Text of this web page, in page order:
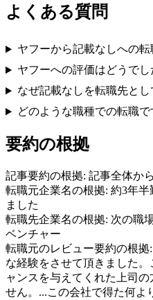
よくある質問
ヤフーから記載なしへの
ヤフーへの評価はどうでし
なぜ記載なしを転職先と
どのような職種での転職で
要約の根拠
記事要約の根拠: 記事全体か
転職元企業名の根拠: 約3年半
ました
転職先企業名の根拠: 次の職
ベンチャー
転職元のレビュー要約の根拠:
な経験をさせて頂きました
ャンスを与えてくれた上司
せん。...この会社で得た何よ